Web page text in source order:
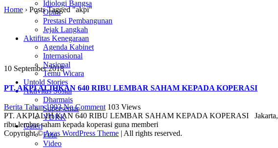
Idiologi Bangsa
Opini
Prestasi Pembangunan
Jejak Langkah
Aktifitas Kenegaraan
Agenda Kabinet
Internasional
Nasional
Temu Wicara
Untold Stories
Aktivitas Sosial
Dharmais
Supersemar
YDRK
Galeri
Foto
Video
Home › Posts Tagged "akpi"
10 September 2018
PT. AKPI ALIHKAN 640 RIBU LEMBAR SAHAM KEPADA KOPERASI
Berita Tahun 1993 No Comment 103 Views
PT. AKPIALIH KAN 640 RIBU LEMBAR SAHAM KEPADA KOPERASI Jakarta,
ribu lembar saham kepada koperasi guna memberi
Copyright ©Avas WordPress Theme | All rights reserved.